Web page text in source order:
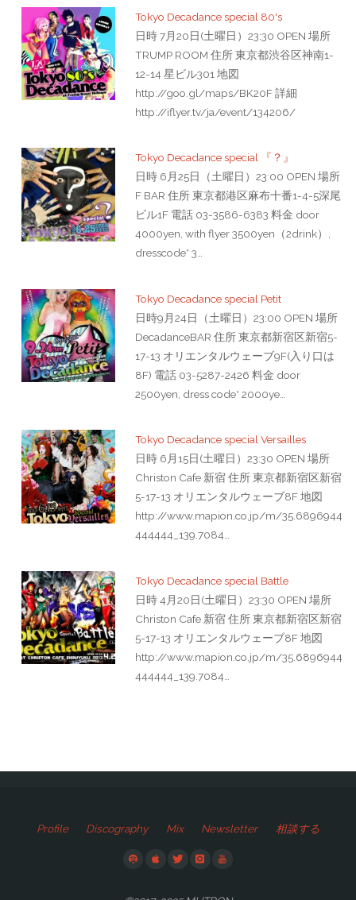
Tokyo Decadance special 80's
日時 7月20日(土曜日）23:30 OPEN 場所
TRUMP ROOM 住所 東京都渋谷区神南1-
12-14 星ビル301 地図
http://goo.gl/maps/BK20F 詳細
http://iflyer.tv/ja/event/134206/
Tokyo Decadance special 『？』
日時 6月25日（土曜日）23:00 OPEN 場所
F BAR 住所 東京都港区麻布十番1-4-5深尾
ビル1F 電話 03-3586-6383 料金 door
4000yen, with flyer 3500yen（2drink）,
dresscode* 3…
Tokyo Decadance special Petit
日時9月24日（土曜日）23:00 OPEN 場所
DecadanceBAR 住所 東京都新宿区新宿5-
17-13 オリエンタルウェーブ9F(入り口は
8F) 電話 03-5287-2426 料金 door
2500yen, dress code* 2000ye…
Tokyo Decadance special Versailles
日時 6月15日(土曜日）23:30 OPEN 場所
Christon Cafe 新宿 住所 東京都新宿区新宿
5-17-13 オリエンタルウェーブ8F 地図
http://www.mapion.co.jp/m/35.6896944
444444_139.7084…
Tokyo Decadance special Battle
日時 4月20日(土曜日）23:30 OPEN 場所
Christon Cafe 新宿 住所 東京都新宿区新宿
5-17-13 オリエンタルウェーブ8F 地図
http://www.mapion.co.jp/m/35.6896944
444444_139.7084…
Profile Discography Mix Newsletter 相談する